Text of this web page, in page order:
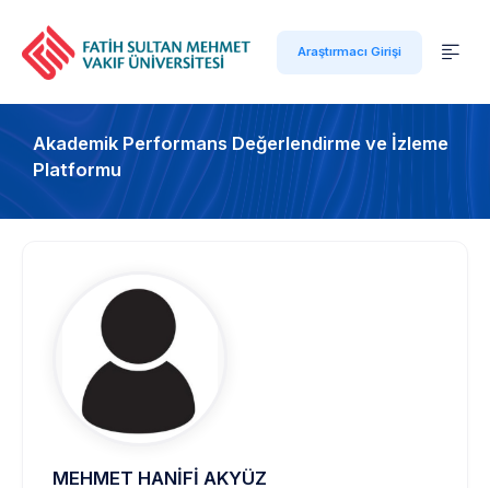
Araştırmacı Girişi
Akademik Performans Değerlendirme ve İzleme
Platformu
MEHMET HANİFİ AKYÜZ